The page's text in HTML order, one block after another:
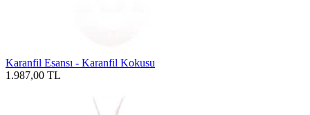
Karanfil Esansı - Karanfil Kokusu
1.987,00 TL